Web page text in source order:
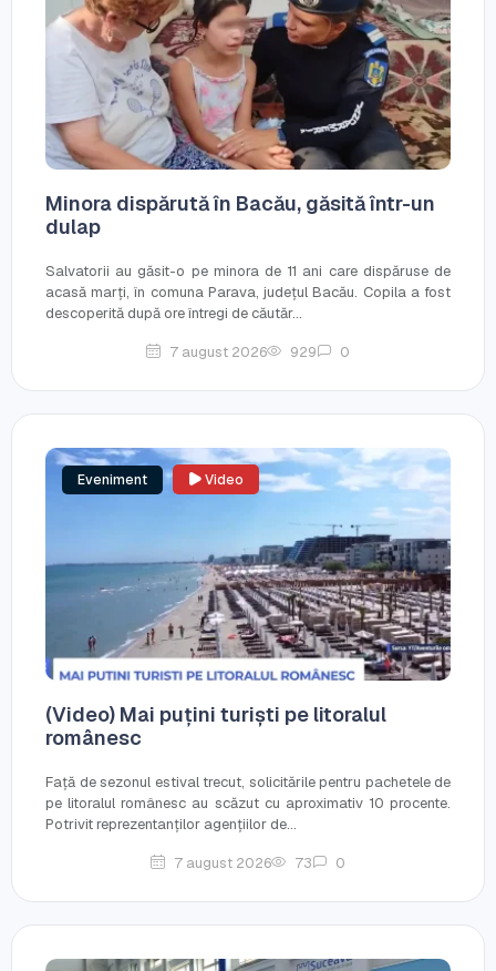
Minora dispărută în Bacău, găsită într-un
dulap
Salvatorii au găsit-o pe minora de 11 ani care dispăruse de
acasă marți, în comuna Parava, județul Bacău. Copila a fost
descoperită după ore întregi de căutăr...
7 august 2026 929 0
Eveniment Video
(Video) Mai puțini turiști pe litoralul
românesc
Față de sezonul estival trecut, solicitările pentru pachetele de
pe litoralul românesc au scăzut cu aproximativ 10 procente.
Potrivit reprezentanților agențiilor de...
7 august 2026 73 0